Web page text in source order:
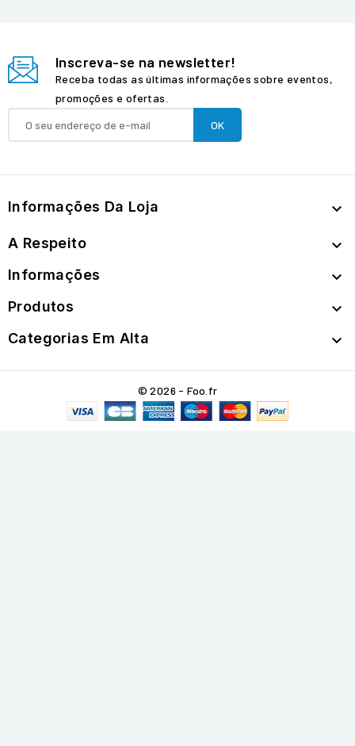
Inscreva-se na newsletter!
Receba todas as últimas informações sobre eventos,
promoções e ofertas.
Informações Da Loja 
A Respeito 
Informações 
Produtos 
Categorias Em Alta 
© 2026 - Foo.fr